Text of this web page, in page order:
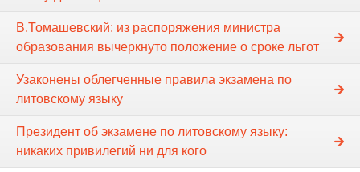
В.Томашевский: из распоряжения министра
образования вычеркнуто положение о сроке льгот
Узаконены облегченные правила экзамена по
литовскому языку
Президент об экзамене по литовскому языку:
никаких привилегий ни для кого